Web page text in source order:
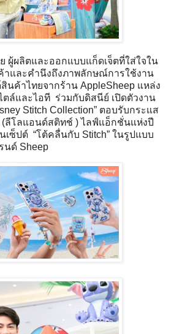
ผู้ผลิตและออกแบบแก็ดเจ็ตที่ใส่ใจใน
าและคำนึงถึงภาพลักษณ์การใช้งาน
นค้าไทยจากร้าน AppleSheep แหล่ง
ล์และไอที ร่วมกับดิสนีย์ เปิดตัวงาน
Stitch Collection” ตอบรับกระแส
(ลีโลแอนด์สติทช์ ) ไลฟ์แอ็กชั่นแห่งปี
ซ็ปต์ “โต้คลื่นกับ Stitch” ในรูปแบบ
นด์ Sheep